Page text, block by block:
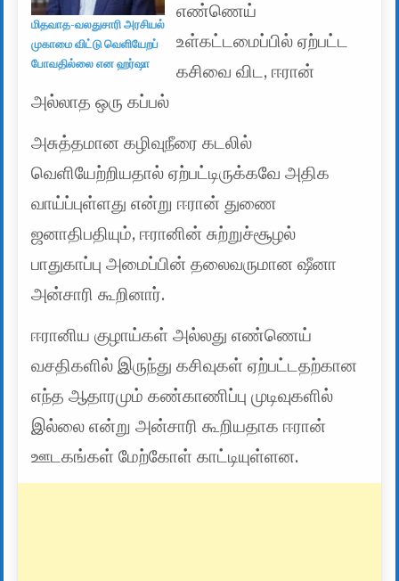
மிதவாத-வலதுசாரி அரசியல்
முகாமை விட்டு வெளியேறப்
போவதில்லை என ஹர்ஷா
எண்ணெய்
உள்கட்டமைப்பில் ஏற்பட்ட
கசிவை விட, ஈரான்
அல்லாத ஒரு கப்பல்
அசுத்தமான கழிவுநீரை கடலில்
வெளியேற்றியதால் ஏற்பட்டிருக்கவே அதிக
வாய்ப்புள்ளது என்று ஈரான் துணை
ஜனாதிபதியும், ஈரானின் சுற்றுச்சூழல்
பாதுகாப்பு அமைப்பின் தலைவருமான ஷீனா
அன்சாரி கூறினார்.
ஈரானிய குழாய்கள் அல்லது எண்ணெய்
வசதிகளில் இருந்து கசிவுகள் ஏற்பட்டதற்கான
எந்த ஆதாரமும் கண்காணிப்பு முடிவுகளில்
இல்லை என்று அன்சாரி கூறியதாக ஈரான்
ஊடகங்கள் மேற்கோள் காட்டியுள்ளன.